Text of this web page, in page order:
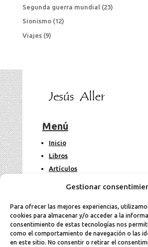
Gestionar
Para ofrecer las mejores experiencias,
cookies para almacenar y/o acceder a la
consentimiento de estas tecnologías nos
como el comportamiento de navegación o las
en este sitio. No consentir o retirar el
Segunda guerra mundial (23)
Sionismo(12)
Viajes(9)
Menú
Inicio
Libros
Artículos
Legal
Aviso Legal